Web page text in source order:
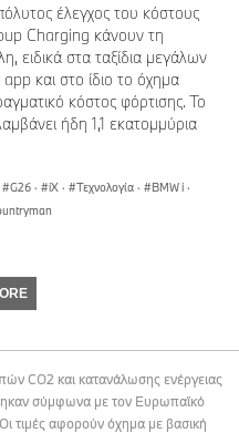
έλεγχος του κόστους
Charging κάνουν τη
ειδικά στα ταξίδια μεγάλων
και στο ίδιο το όχημα
κόστος φόρτισης. Το
ήδη 1,1 εκατομμύρια
G26 · iX · Τεχνολογία · BMW i ·
CO2 και κατανάλωσης ενέργειας
σύμφωνα με τον Ευρωπαϊκό
τιμές αφορούν όχημα με βασική